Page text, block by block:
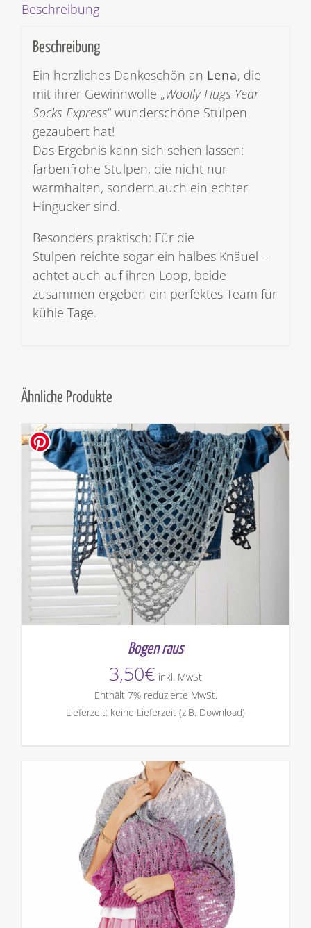
Beschreibung
Beschreibung
Ein herzliches Dankeschön an Lena, die
mit ihrer Gewinnwolle „Woolly Hugs Year
Socks Express“ wunderschöne Stulpen
gezaubert hat!
Das Ergebnis kann sich sehen lassen:
farbenfrohe Stulpen, die nicht nur
warmhalten, sondern auch ein echter
Hingucker sind.
Besonders praktisch: Für die
Stulpen reichte sogar ein halbes Knäuel –
achtet auch auf ihren Loop, beide
zusammen ergeben ein perfektes Team für
kühle Tage.
Ähnliche Produkte
Bogen raus
3,50€ inkl. MwSt
Enthält 7% reduzierte MwSt.
Lieferzeit: keine Lieferzeit (z.B. Download)